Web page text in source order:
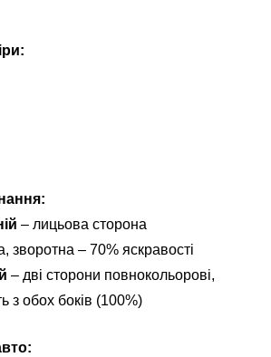
– лицьова сторона
зворотна – 70% яскравості
– дві сторони повнокольорові,
з обох боків (100%)